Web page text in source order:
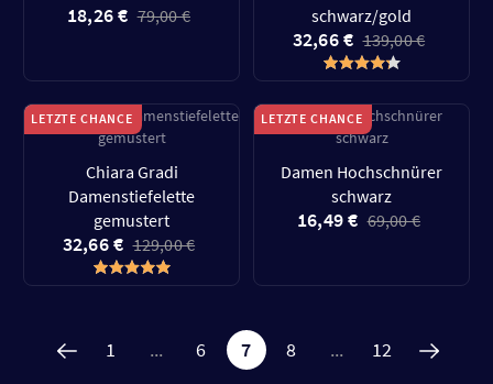
18,26 € 79,00 €
schwarz/gold
32,66 € 139,00 €
LETZTE CHANCE
Chiara Gradi
Damenstiefelette
gemustert
32,66 € 129,00 €
LETZTE CHANCE
Damen Hochschnürer
schwarz
16,49 € 69,00 €
1 ... 6 7 8 ... 12